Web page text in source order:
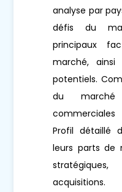
analyse par
défis du
principaux
marché,
potentiels.
du
commerciales
Profil détaillé
leurs parts de